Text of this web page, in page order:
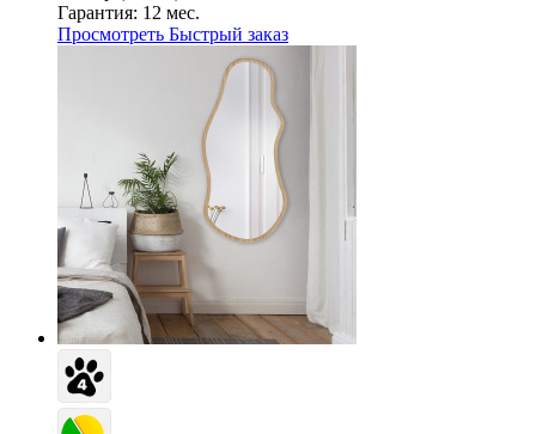
Гарантия: 12 мес.
Просмотреть Быстрый заказ